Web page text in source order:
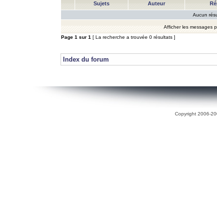
Sujets Auteur
Aucun
Afficher les messages
Page 1 sur 1 [ La recherche a trouvée 0 résultats ]
Index du forum
Copyright 2006-